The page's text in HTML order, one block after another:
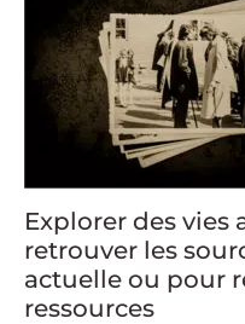
Explorer des vies
retrouver les
actuelle ou pour
ressources